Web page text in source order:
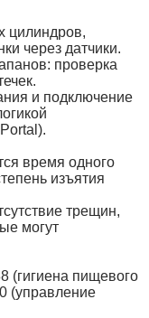
цилиндров,
через датчики.
проверка
и подключение
время одного
изъятия
трещин,
могут
(гигиена пищевого
(управление